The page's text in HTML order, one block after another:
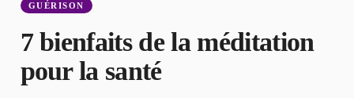
GUÉRISON
7 bienfaits de la méditation
pour la santé